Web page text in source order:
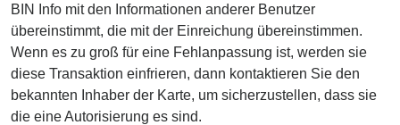
BIN Info mit den Informationen anderer Benutzer
übereinstimmt, die mit der Einreichung übereinstimmen.
Wenn es zu groß für eine Fehlanpassung ist, werden sie
diese Transaktion einfrieren, dann kontaktieren Sie den
bekannten Inhaber der Karte, um sicherzustellen, dass sie
die eine Autorisierung es sind.